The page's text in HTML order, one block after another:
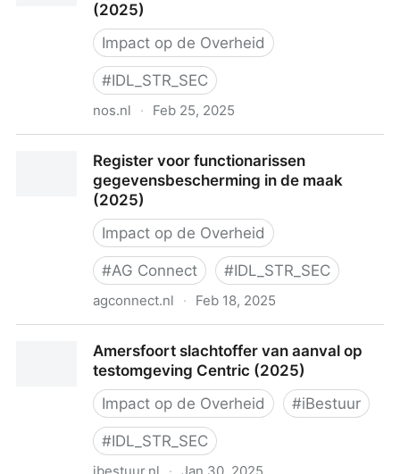
(2025)
Impact op de Overheid
#IDL_STR_SEC
nos.nl · Feb 25, 2025
hack echt zelf betalen (2025)
Register voor functionarissen
gegevensbescherming in de maak
(2025)
Impact op de Overheid
#AG Connect #IDL_STR_SEC
agconnect.nl · Feb 18, 2025
in de maak (2025)Amersfoort slachtoffer van aanval op
testomgeving Centric (2025)
Impact op de Overheid
#iBestuur
#IDL_STR_SEC